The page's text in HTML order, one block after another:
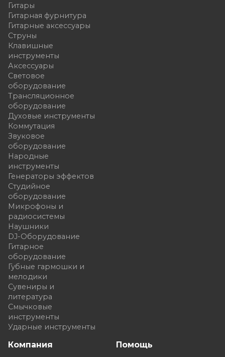
Гитары
Гитарная фурнитура
Гитарные аксессуары
Струны
Клавишные
инструменты
Аксессуары
Световое
оборудование
Трансляционное
оборудование
Духовые инструменты
Коммутация
Звуковое
оборудование
Народные
инструменты
Генераторы эффектов
Студийное
оборудование
Микрофоны и
радиосистемы
Наушники
DJ-Оборудование
Гитарное
оборудование
Губные гармошки и
мелодики
Сувениры и
литература
Смычковые
инструменты
Ударные инструменты
Компания Помощь